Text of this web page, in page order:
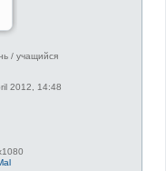
/ учащийся
2012, 14:48